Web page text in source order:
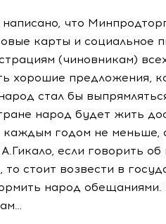
что
карты и социальное
(чиновникам)
хорошие предложения,
стал бы
народ будет жить
каждым годом не меньше,
если говорить об
стоит возвести в
народ